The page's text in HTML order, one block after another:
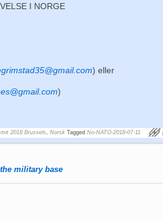
I NORGE
) eller
)
2018 Brussels ,Norsk Tagged No-NATO-2018-07-11
military base